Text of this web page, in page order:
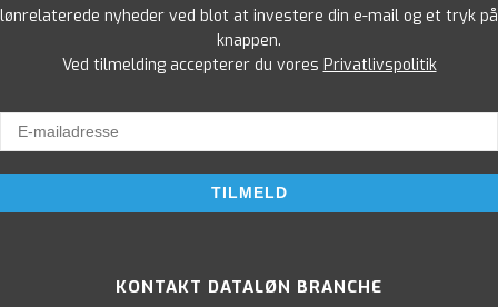
lønrelaterede nyheder ved blot at investere din e-mail og et tryk på
knappen.
Ved tilmelding accepterer du vores Privatlivspolitik
KONTAKT DATALØN BRANCHE